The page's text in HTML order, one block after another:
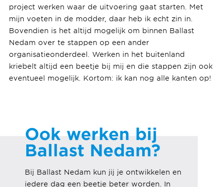
project werken waar de uitvoering gaat starten. Met
mijn voeten in de modder, daar heb ik echt zin in.
Bovendien is het altijd mogelijk om binnen Ballast
Nedam over te stappen op een ander
organisatieonderdeel. Werken in het buitenland
kriebelt altijd een beetje bij mij en die stappen zijn ook
eventueel mogelijk. Kortom: ik kan nog alle kanten op!
Ook werken bij
Ballast Nedam?
Bij Ballast Nedam kun jij je ontwikkelen en
iedere dag een beetje beter worden. In